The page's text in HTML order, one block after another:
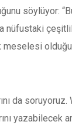
söylüyor:
meselesi
da
yazabilecek